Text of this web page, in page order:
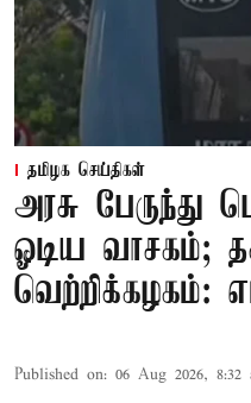
தமிழக செய்திகள்
அரசு பேருந்து
ஓடிய வாசகம்;
வெற்றிக்கழகம்:
Published on: 06 Aug 2026, 8:32